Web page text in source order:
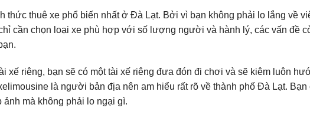
thức thuê xe phổ biến nhất ở Đà Lạt. Bởi vì bạn không phải lo lắng về
cần chọn loại xe phù hợp với số lượng người và hành lý, các vấn đề
xế riêng, bạn sẽ có một tài xế riêng đưa đón đi chơi và sẽ kiêm luôn
là người bản địa nên am hiểu rất rõ về thành phố Đà Lạt. Bạn
mà không phải lo ngại gì.